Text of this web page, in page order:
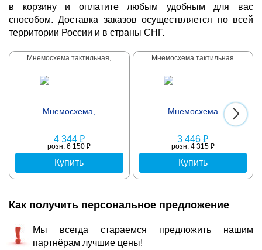
в корзину и оплатите любым удобным для вас
способом. Доставка заказов осуществляется по всей
территории России и в страны СНГ.
Мнемосхема тактильная,
4 344 ₽
розн. 6 150 ₽
Купить
Мнемосхема тактильная
3 446 ₽
розн. 4 315 ₽
Купить
Как получить персональное предложение
Мы всегда стараемся предложить нашим
партнёрам лучшие цены!